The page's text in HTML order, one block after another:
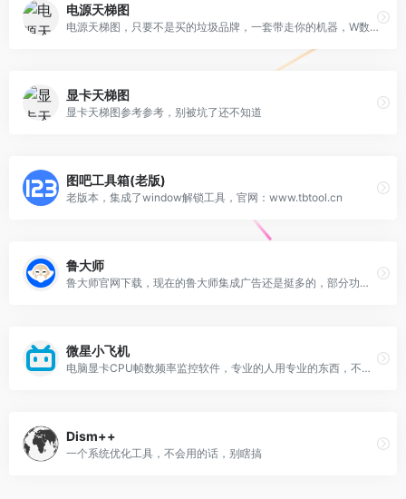
电源天梯图
电源天梯图，只要不是买的垃圾品牌，一套带走你的机器，W数够用就行
显卡天梯图
显卡天梯图参考参考，别被坑了还不知道
图吧工具箱(老版)
老版本，集成了window解锁工具，官网：www.tbtool.cn
鲁大师
鲁大师官网下载，现在的鲁大师集成广告还是挺多的，部分功能还收费
微星小飞机
电脑显卡CPU帧数频率监控软件，专业的人用专业的东西，不懂就用鲁大师吧，虽然广告多
Dism++
一个系统优化工具，不会用的话，别瞎搞